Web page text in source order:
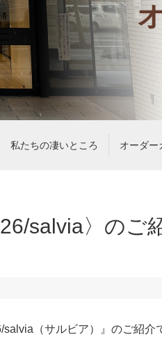
私たちの凄いところ オーダー
salvia〉のご
（サルビア）』のご紹介